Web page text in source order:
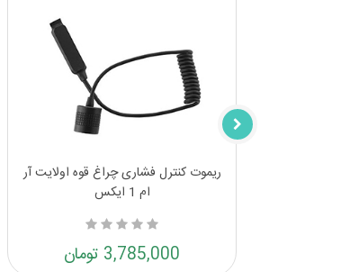
ریموت کنترل فشاری چراغ قوه اولایت آر
ام 1 ایکس
3,785,000 تومان